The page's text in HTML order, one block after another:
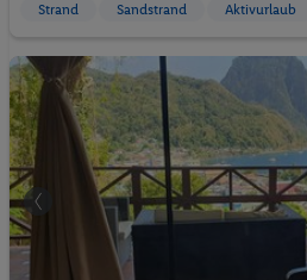
Strand Sandstrand Aktivurlaub